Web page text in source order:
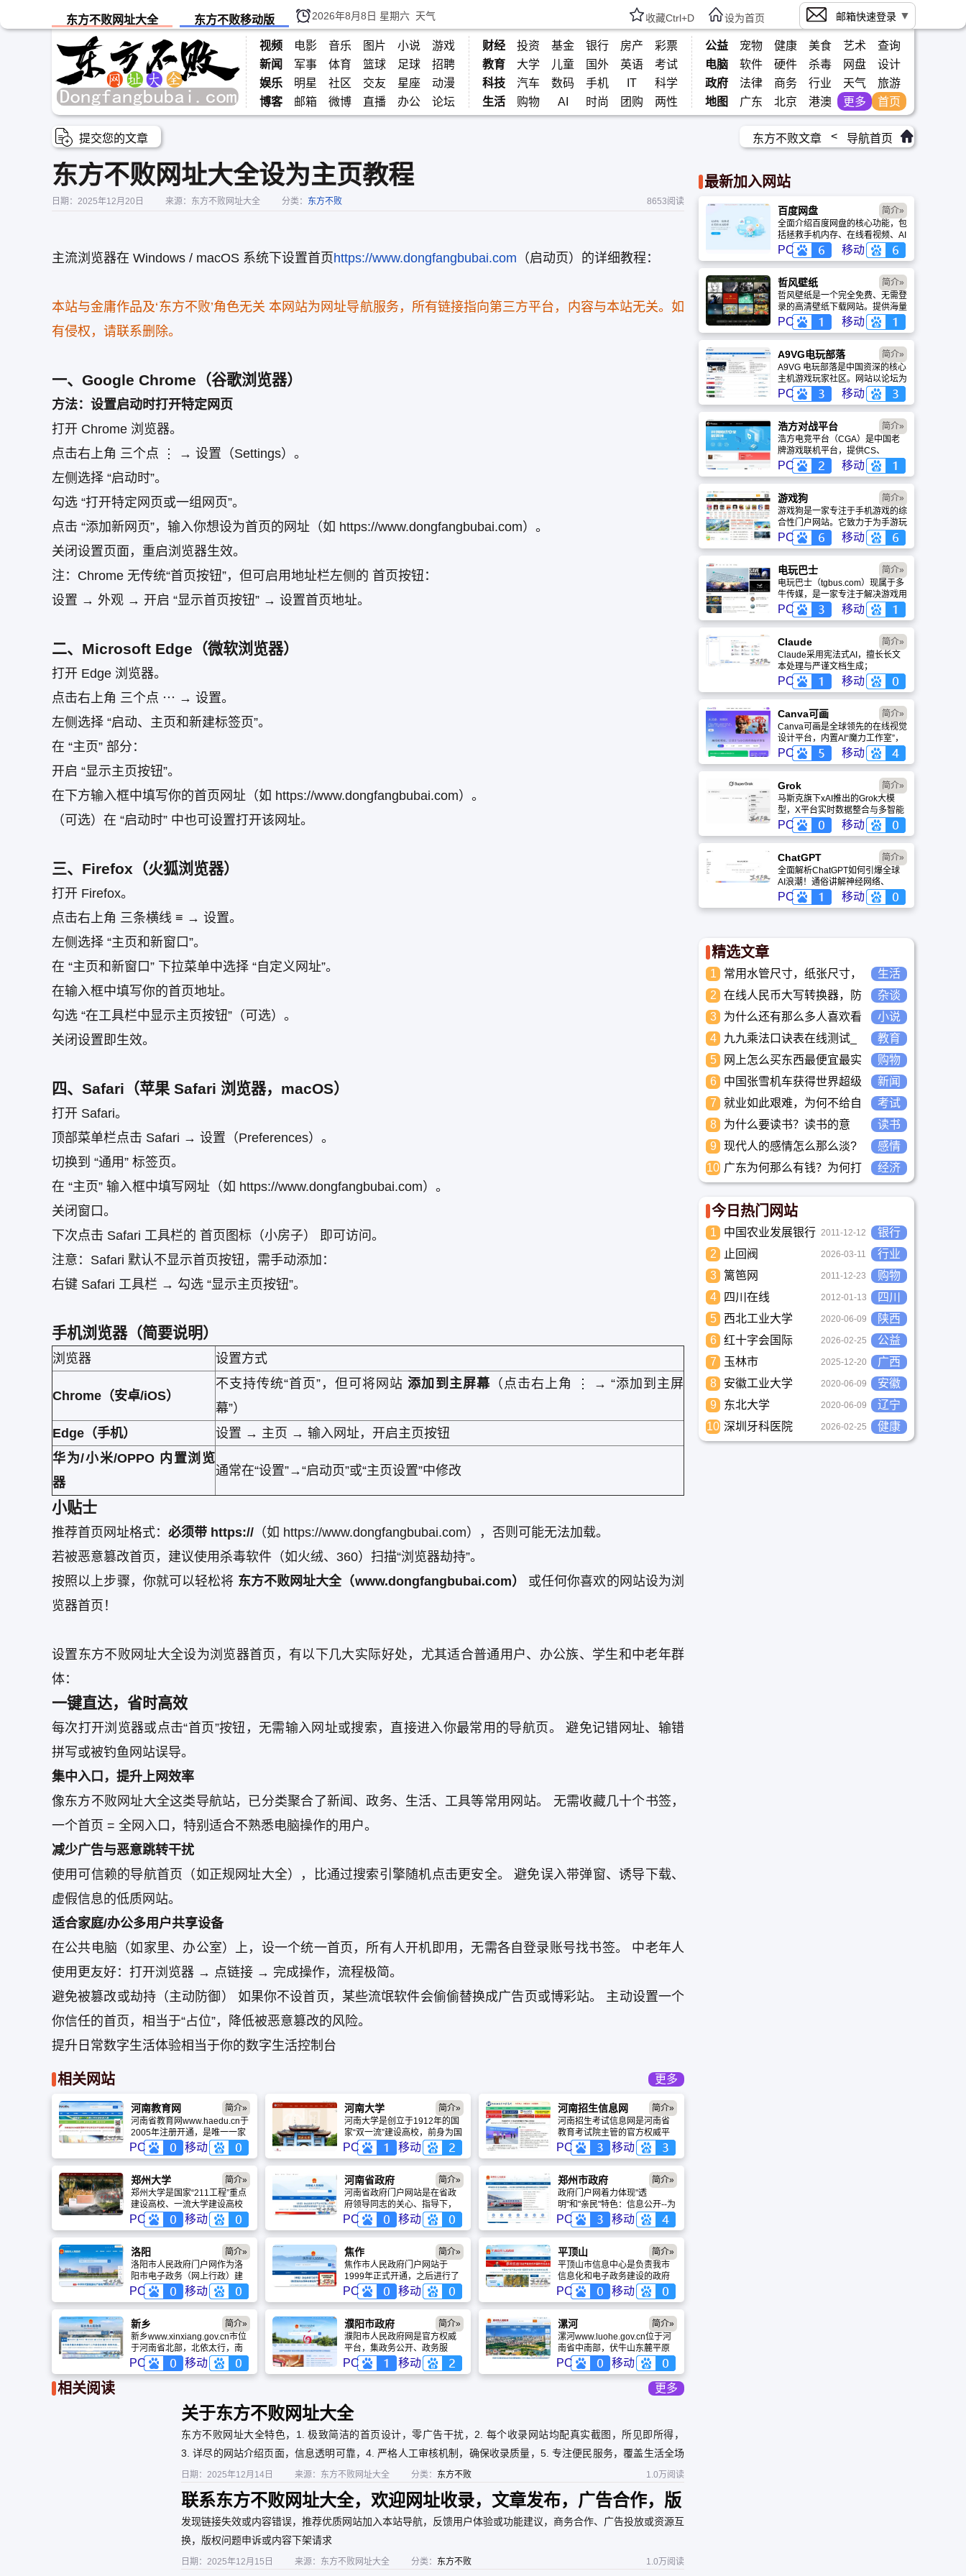
东方不败网址大全 东方不败移动版 2026年8月8日 星期六 天气 收藏Ctrl+D 设为首页 邮箱快速登录
视频 电影 音乐 图片 小说
游戏
新闻
军事 体育 篮球 足球
招聘
娱乐
明星 社区 交友 星座
动漫
博客
邮箱 微博 直播 办公 论坛
财经 投资 基金 银行 房产
彩票
教育
大学 儿童 国外 英语
考试
科技
汽车 数码 手机 IT
科学
生活
购物 AI 时尚 团购 两性
公益 宠物 健康 美食 艺术
查询
电脑
软件 硬件 杀毒 网盘
设计
政府
法律 商务 行业 天气
旅游
地图
广东 北京 港澳 更多 首页
提交您的文章 东方不败文章 < 导航首页
东方不败网址大全设为主页教程
日期：2025年12月20日 来源：东方不败网址大全 分类： 东方不败 8653阅读
主流浏览器在 Windows / macOS 系统下设置首页 https://www.dongfangbubai.com （启动页）的详细教程：
本站与金庸作品及‘东方不败’角色无关 本网站为网址导航服务，所有链接指向第三方平台，内容与本站无关。如
有侵权，请联系删除。
一、Google Chrome（谷歌浏览器）
方法：设置启动时打开特定网页
打开 Chrome 浏览器。
点击右上角 三个点 ⋮ → 设置（Settings）。
左侧选择 “启动时”。
勾选 “打开特定网页或一组网页”。
点击 “添加新网页”，输入你想设为首页的网址（如 https://www.dongfangbubai.com）。
关闭设置页面，重启浏览器生效。
注：Chrome 无传统“首页按钮”，但可启用地址栏左侧的 首页按钮：
设置 → 外观 → 开启 “显示首页按钮” → 设置首页地址。
二、Microsoft Edge（微软浏览器）
打开 Edge 浏览器。
点击右上角 三个点 ⋯ → 设置。
左侧选择 “启动、主页和新建标签页”。
在 “主页” 部分：
开启 “显示主页按钮”。
在下方输入框中填写你的首页网址（如 https://www.dongfangbubai.com）。
（可选）在 “启动时” 中也可设置打开该网址。
三、Firefox（火狐浏览器）
打开 Firefox。
点击右上角 三条横线 ≡ → 设置。
左侧选择 “主页和新窗口”。
在 “主页和新窗口” 下拉菜单中选择 “自定义网址”。
在输入框中填写你的首页地址。
勾选 “在工具栏中显示主页按钮”（可选）。
关闭设置即生效。
四、Safari（苹果 Safari 浏览器，macOS）
打开 Safari。
顶部菜单栏点击 Safari → 设置（Preferences）。
切换到 “通用” 标签页。
在 “主页” 输入框中填写网址（如 https://www.dongfangbubai.com）。
关闭窗口。
下次点击 Safari 工具栏的 首页图标（小房子） 即可访问。
注意：Safari 默认不显示首页按钮，需手动添加：
右键 Safari 工具栏 → 勾选 “显示主页按钮”。
手机浏览器（简要说明）
浏览器 设置方式
Chrome（安卓/iOS）
不支持传统“首页”，但可将网站添加到主屏幕（点击右上角 ⋮ → “添加到主屏
幕”）
Edge（手机）
设置 → 主页 → 输入网址，开启主页按钮
华为/小米/OPPO 内置浏览
器
通常在“设置”→“启动页”或“主页设置”中修改
小贴士
推荐首页网址格式： 必须带 https:// （如 https://www.dongfangbubai.com），否则可能无法加载。
若被恶意篡改首页，建议使用杀毒软件（如火绒、360）扫描“浏览器劫持”。
按照以上步骤，你就可以轻松将 东方不败网址大全（www.dongfangbubai.com）
或任何你喜欢的网站设为浏
览器首页！
设置东方不败网址大全设为浏览器首页，有以下几大实际好处，尤其适合普通用户、办公族、学生和中老年群
体：
一键直达，省时高效
每次打开浏览器或点击“首页”按钮，无需输入网址或搜索，直接进入你最常用的导航页。 避免记错网址、输错
拼写或被钓鱼网站误导。
集中入口，提升上网效率
像东方不败网址大全这类导航站，已分类聚合了新闻、政务、生活、工具等常用网站。 无需收藏几十个书签，
一个首页 = 全网入口，特别适合不熟悉电脑操作的用户。
减少广告与恶意跳转干扰
使用可信赖的导航首页（如正规网址大全），比通过搜索引擎随机点击更安全。 避免误入带弹窗、诱导下载、
虚假信息的低质网站。
适合家庭/办公多用户共享设备
在公共电脑（如家里、办公室）上，设一个统一首页，所有人开机即用，无需各自登录账号找书签。 中老年人
使用更友好：打开浏览器 → 点链接 → 完成操作，流程极简。
避免被篡改或劫持（主动防御） 如果你不设首页，某些流氓软件会偷偷替换成广告页或博彩站。 主动设置一个
你信任的首页，相当于“占位”，降低被恶意篡改的风险。
提升日常数字生活体验相当于你的数字生活控制台
相关网站 更多
河南教育网
河南省教育网www.haedu.cn于
2005年注册开通，是唯一一家
由河南省教育厅主管，信息中
心主办且负责日常运营事务的
官方教育门户网站。并与河南
省教育厅网站有机结合，优势
互补。除信息发布、资源服务
之外 ，网站还参与省教育厅内
部资料的编印、省政府网站教
育栏目的内容及技术保障等工
作。
PC 移动
简介» 河南大学
河南大学是创立于1912年的国
家“双一流”建设高校，前身为国
立河南大学。学校实施郑州开
封双城战略，拥有四校区及5个
全国重点实验室，15个学科进
入ESI全球前1%。作为百年名
校，河大正全力打造中国特
色、世界一流、中原风格的研
究型综合大学。
PC 移动
简介» 河南招生信息网
河南招生考试信息网是河南省
教育考试院主管的官方权威平
台，提供高考、考研、自考等
全类招考资讯。网站涵盖报
名、查询、指导全流程，实施
阳光工程，确保信息及时准
确，是考生获取政策、实现升
学梦想的首选渠道。
PC 移动
简介»
郑州大学
郑州大学是国家“211工程”重点
建设高校、一流大学建设高校
和“部省合建”高校。站在新的历
史起点上，学校确立了综合性
研究型的办学定位，提出了一
流大学建设“三步走”发展战略，
力争到本世纪中叶建成世界一
流综合性研究型大学。悠久历
史铸就郑大特色文化。
PC 移动
简介» 河南省政府
河南省政府门户网站是在省政
府领导同志的关心、指导下，
由河南省人民政府办公厅主
办，河南日报报业集团协作建
设而成的。河南省政府门户网
站作为河南省电子政务建设的
重要组成部分，是政府面向社
会的窗口，是公众与政府交流
互动的渠道，对于促进政务公
开、推进依法行政、接受公众
监督、改进行政管理、全面履
行政府职能具有重要意义。
PC 移动
简介» 郑州市政府
政府门户网着力体现"透
明"和"亲民"特色：信息公开--为
您第一时间发布政府重大决策
和市政府规章、规范性文件及
权威信息；网上办事--为市民、
企业提供办事指南和相关信息
查询等一体化服务；
PC 移动
简介»
洛阳
洛阳市人民政府门户网作为洛
阳市电子政务（网上行政）建
设的重要组成部分，是政府信
息公开的法定载体，是政府面
向社会服务的平台，是公众与
政府交流互动的桥梁，是宣传
洛阳的主要窗口，对于促进政
府信息公开、推进依法行政、
接受公众监督、改进行政管
理、全面履行政府职能和建设
阳光政府具有重要意义。
PC 移动
简介» 焦作
焦作市人民政府门户网站于
1999年正式开通，之后进行了
多次改版。目前焦作市人民政
府网站是焦作市人民政府在国
际互联网上建立的政府综合门
户网站，是焦作市各部门在互
联网上发布政务信息，向市民
提供相关服务信息的总平台，
是与公众联络和交流的总窗
口。
PC 移动
简介» 平顶山
平顶山市信息中心是负责我市
信息化和电子政务建设的政府
职能部门。其主要职责是：负
责建设、管理市政府网站；了
解全市经济运行状况和信息需
求，组织、协调市直有关委办
局、县（市）区政府、优势企
业和重点项目的经济信息的上
网；负责采集、筛选国内外有
价值的经济信息。
PC 移动
简介»
新乡
新乡www.xinxiang.gov.cn市位
于河南省北部，北依太行，南
临黄河，紧邻省会郑州，是中
原城市群及“十字”核心区重要城
始置新乡县，至今已有1400多
年历史。对外开放成效显著。
先后获得中国最佳商业城市、
外商眼中河南最佳投资城市、
中部最佳投资城市、世界投资
号，美国沃尔玛、百威啤酒、
宝钢、娃哈哈等一大批国内外
知名企业落户新乡。
PC 移动
简介» 濮阳市政府
濮阳市人民政府网是官方权威
平台，集政务公开、政务服
务、政民互动于一体。提供社
保医保、企业开办等高频事项
会治理的“一站式”数字窗口。
PC 移动
简介» 漯河
漯河www.luohe.gov.cn位于河
南省中南部，伏牛山东麓平原
与淮北平原交错地带。漯河是
一个历史悠久、文化灿烂的古
老城市。漯河是一个区位优
越、交通发达的枢纽城市。漯
导产业特色明显，培育出了亚
洲最大的肉类加工企业双汇集
团、全国著名的方便面生产企
糖饮料生产企业乐天澳的利集
PC 移动
简介»
相关阅读 更多
关于东方不败网址大全
东方不败网址大全特色，1. 极致简洁的首页设计，零广告干扰，2. 每个收录网站均配真实截图，所见即所得，
3. 详尽的网站介绍页面，信息透明可靠，4. 严格人工审核机制，确保收录质量，5. 专注便民服务，覆盖生活全场
景
日期：2025年12月14日 来源：东方不败网址大全 分类： 东方不败 1.0万阅读
联系东方不败网址大全，欢迎网址收录，文章发布，广告合作，版
权申诉
发现链接失效或内容错误，推荐优质网站加入本站导航，反馈用户体验或功能建议，商务合作、广告投放或资源互
换，版权问题申诉或内容下架请求
日期：2025年12月15日 来源：东方不败网址大全 分类： 东方不败 1.0万阅读
最新加入网站
百度网盘
全面介绍百度网盘的核心功能，包
括拯救手机内存、在线看视频、AI
智能做笔记与总结长文。详细解答
数据安全性及服务器备份机制，带
你了解GenFlow AI智能体如何帮
你高效办公与学习。
PC 移动
简介»
哲风壁纸
哲风壁纸是一个完全免费、无需登
录的高清壁纸下载网站。提供海量
4K、8K超清电脑与手机壁纸，涵
盖动漫、风景、赛博朋克等多元风
格。支持动态壁纸与头像制作，国
内访问极速，是美化桌面的首选平
台。
PC 移动
简介»
A9VG电玩部落
A9VG 电玩部落是中国资深的核心
主机游戏玩家社区。网站以论坛为
核心，提供全面的主机游戏资讯、
攻略和资料库，覆盖
PlayStation、Xbox、Switch 等全
平台。凭借其深厚的历史积淀和活
跃的用户群体，A9VG 成为硬核玩
家交流心得、分享攻略的首选平台
之一。
PC 移动
简介»
浩方对战平台
浩方电竞平台（CGA）是中国老
牌游戏联机平台，提供CS、
War3、星际争霸等经典游戏的稳
定联机服务。重温DOTA1的激情
岁月，找回当年的战友。同时提供
最新CGA电竞赛事资讯及热门页
游入口，致敬中国电竞的黄金时
代。
PC 移动
简介»
游戏狗
游戏狗是一家专注于手机游戏的综
合性门户网站。它致力于为手游玩
家提供最新、最全的游戏资讯、攻
略、评测及视频等内容，是国内较
早一批专注于移动游戏领域的垂直
媒体。
PC 移动
简介»
电玩巴士
电玩巴士（tgbus.com）现属于多
牛传媒，是一家专注于解决游戏用
户需求的综合性游戏门户网站，电
玩巴士是一个全面的综合性游戏门
户，专注于为全球玩家提供主机、
PC及移动端游戏的全方位资讯。
PC 移动
简介»
Claude
Claude采用宪法式AI，擅长长文
本处理与严谨文档生成；
ChatGPT基于RLHF，在复杂推
理、代码与快速迭代上占优。两者
定位不同，各有千秋。
PC 移动
简介»
Canva可画
Canva可画是全球领先的在线视觉
设计平台，内置AI“魔力工作室”，
提供海量正版模板与素材。无论是
自媒体封面、企业海报还是PPT，
零基础用户也能轻松实现专业级创
作，让设计触手可及。
PC 移动
简介»
Grok
马斯克旗下xAI推出的Grok大模
型，X平台实时数据整合与多智能
体协作的核心优势。针对其中文能
力、隐私安全及幻觉问题等高频疑
问进行客观解答，提供AI选型参
考。
PC 移动
简介»
ChatGPT‌
全面解析ChatGPT如何引爆全球
AI浪潮！通俗讲解神经网络、
Transformer与RLHF核心技术，
带您轻松看懂大语言模型如何重塑
PC 移动
简介»
精选文章
1
常用水管尺寸，纸张尺寸，
相片尺寸，数据接口对照，
国标鞋码与脚长对照，衣服
尺寸型号对照表一次性列出
来。
生活
2
在线人民币大写转换器，防
止数字被篡改
杂谈
3
为什么还有那么多人喜欢看
小说？小说到底有什么魅力
长盛不衰？
小说
4
九九乘法口诀表在线测试_
高清完整版下载_小学数学
口算练习
教育
5
网上怎么买东西最便宜最实
惠?
购物
6
中国张雪机车获得世界超级
摩托车锦标赛冠军
新闻
7
就业如此艰难，为何不给自
己学习考试充电，学一技之
长，胜过万贯家财
考试
8
为什么要读书？读书的意
义？怎么教育孩子读书？
读书
9
现代人的感情怎么那么淡?
未来又应该如何面对这人情
淡如水的局面呢
感情
10 广东为何那么有钱？为何打
工都到广东去，广东连续37
经济
今日热门网站
1 中国农业发展银行 2011-12-12
银行
2
止回阀 2026-03-11
行业
3
篱笆网 2011-12-23
购物
4
四川在线 2012-01-13
四川
5
西北工业大学 2020-06-09
陕西
6
红十字会国际 2026-02-25
公益
7
玉林市 2025-12-20
广西
8
安徽工业大学 2020-06-09
安徽
9
东北大学 2020-06-09
辽宁
10 深圳牙科医院 2026-02-25 健康